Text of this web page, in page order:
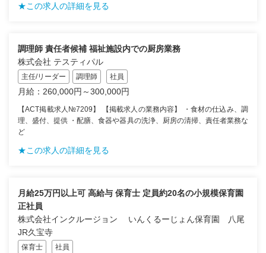
★この求人の詳細を見る
調理師 責任者候補 福祉施設内での厨房業務
株式会社 テスティパル
主任/リーダー 調理師 社員
月給：260,000円～300,000円
【ACT掲載求人№7209】 【掲載求人の業務内容】 ・食材の仕込み、調
理、盛付、提供 ・配膳、食器や器具の洗浄、厨房の清掃、責任者業務な
ど
★この求人の詳細を見る
月給25万円以上可 高給与 保育士 定員約20名の小規模保育園
正社員
株式会社インクルージョン いんくるーじょん保育園 八尾
JR久宝寺
保育士 社員